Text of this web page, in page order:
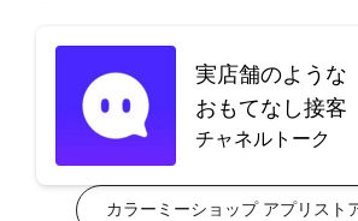
実店舗のような
おもてなし接客
チャネルトーク
カラーミーショップ アプリスト